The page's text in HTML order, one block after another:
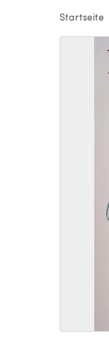
Startseite